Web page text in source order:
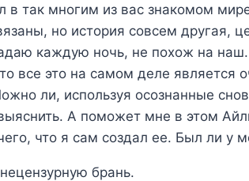
в так многим из вас знакомом
но история совсем другая,
каждую ночь, не похож на
все это на самом деле является
ли, используя осознанные
А поможет мне в этом
что я сам создал ее. Был ли у
брань.